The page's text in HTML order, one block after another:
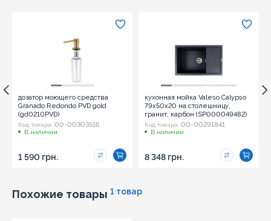
дозатор моющего средства
Granado Redondo PVD gold
(gd0210PVD)
Код товара: 00-00303516
В наличии
1 590 грн.
кухонная мойка Valeso Calypso
79x50x20 на столешницу,
гранит, карбон (SP000049482)
Код товара: 00-00291841
В наличии
8 348 грн.
Похожие товары 1 товар